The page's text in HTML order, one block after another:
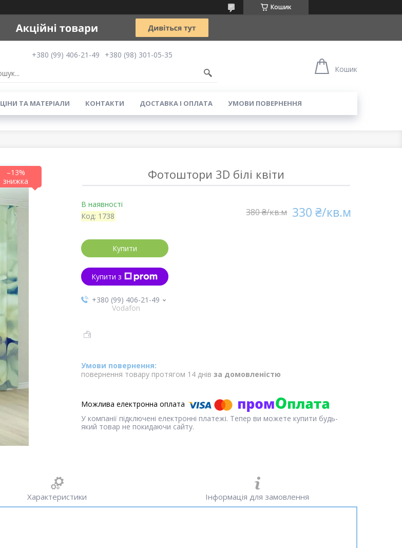
Кошик
+380 (99) 406-21-49
+380 (98) 301-05-35
Кошик
ЦІНИ ТА МАТЕРІАЛИ КОНТАКТИ ДОСТАВКА І ОПЛАТА УМОВИ ПОВЕРНЕННЯ
–13% Фотоштори 3D білі квіти
В наявності
Код: 1738 380 ₴/кв.м 330 ₴/кв.м
Купити
Купити з
+380 (99) 406-21-49
Vodafon
повернення товару протягом 14 днів за домовленістю
У компанії підключені електронні платежі. Тепер ви можете купити будь-
який товар не покидаючи сайту.
Характеристики Інформація для замовлення